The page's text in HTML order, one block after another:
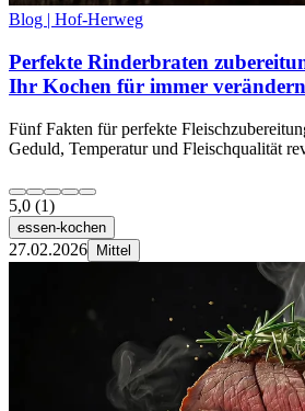
Blog | Hof-Herweg
Perfekte Rinderbraten
Ihr Kochen für immer
Fünf Fakten für perfekte
Geduld, Temperatur und Fleischqualität
5,0 (1)
essen-kochen
27.02.2026 Mittel